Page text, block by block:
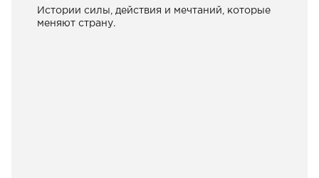
Истории силы, действия и мечтаний, которые
меняют страну.